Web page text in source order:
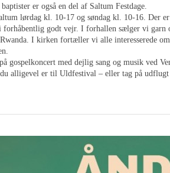
er også en del af Saltum Festdage.
lørdag kl. 10-17 og søndag kl. 10-16. Der er
forhåbentlig godt vejr. I forhallen sælger vi garn
I kirken fortæller vi alle interesserede
gospelkoncert med dejlig sang og musik ved
alligevel er til Uldfestival – eller tag på